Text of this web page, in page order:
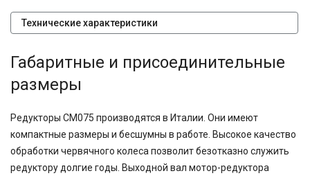
100
116,5
167,4
189,3
400
500
750
Технические характеристики
Габаритные и присоединительные
размеры
Редукторы CM075 производятся в Италии. Они имеют
компактные размеры и бесшумны в работе. Высокое качество
обработки червячного колеса позволит безотказно служить
редуктору долгие годы. Выходной вал мотор-редуктора